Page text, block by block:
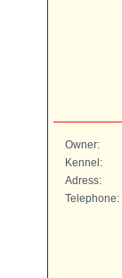
Owner:
Kennel:
Adress:
Telephone: